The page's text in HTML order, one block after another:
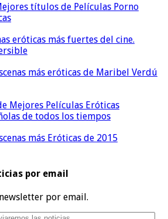
títulos de Películas Porno
eróticas más fuertes del cine.
más eróticas de Maribel Verdú
Mejores Películas Eróticas
de todos los tiempos
más Eróticas de 2015
por email
por email.